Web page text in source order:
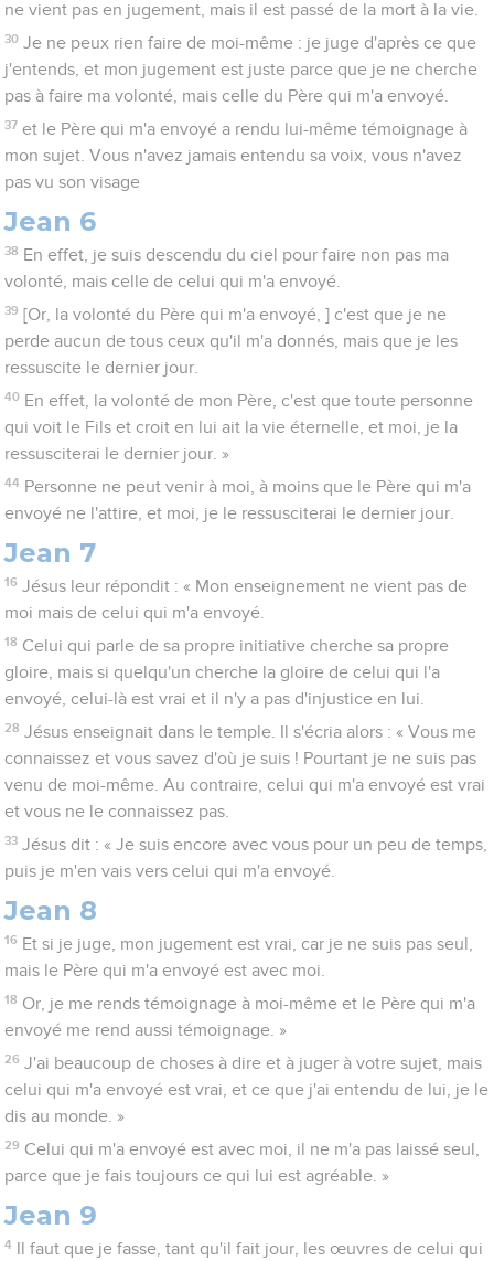
ne vient pas en jugement, mais il est passé de la mort à la vie.
30 Je ne peux rien faire de moi-même : je juge d'après ce que
j'entends, et mon jugement est juste parce que je ne cherche
pas à faire ma volonté, mais celle du Père qui m'a envoyé.
37 et le Père qui m'a envoyé a rendu lui-même témoignage à
mon sujet. Vous n'avez jamais entendu sa voix, vous n'avez
pas vu son visage
Jean 6
38 En effet, je suis descendu du ciel pour faire non pas ma
volonté, mais celle de celui qui m'a envoyé.
39 [Or, la volonté du Père qui m'a envoyé, ] c'est que je ne
perde aucun de tous ceux qu'il m'a donnés, mais que je les
ressuscite le dernier jour.
40 En effet, la volonté de mon Père, c'est que toute personne
qui voit le Fils et croit en lui ait la vie éternelle, et moi, je la
ressusciterai le dernier jour. »
44 Personne ne peut venir à moi, à moins que le Père qui m'a
envoyé ne l'attire, et moi, je le ressusciterai le dernier jour.
Jean 7
16 Jésus leur répondit : « Mon enseignement ne vient pas de
moi mais de celui qui m'a envoyé.
18 Celui qui parle de sa propre initiative cherche sa propre
gloire, mais si quelqu'un cherche la gloire de celui qui l'a
envoyé, celui-là est vrai et il n'y a pas d'injustice en lui.
28 Jésus enseignait dans le temple. Il s'écria alors : « Vous me
connaissez et vous savez d'où je suis ! Pourtant je ne suis pas
venu de moi-même. Au contraire, celui qui m'a envoyé est vrai
et vous ne le connaissez pas.
33 Jésus dit : « Je suis encore avec vous pour un peu de temps,
puis je m'en vais vers celui qui m'a envoyé.
Jean 8
16 Et si je juge, mon jugement est vrai, car je ne suis pas seul,
mais le Père qui m'a envoyé est avec moi.
18 Or, je me rends témoignage à moi-même et le Père qui m'a
envoyé me rend aussi témoignage. »
26 J'ai beaucoup de choses à dire et à juger à votre sujet, mais
celui qui m'a envoyé est vrai, et ce que j'ai entendu de lui, je le
dis au monde. »
29 Celui qui m'a envoyé est avec moi, il ne m'a pas laissé seul,
parce que je fais toujours ce qui lui est agréable. »
Jean 9
4
Il faut que je fasse, tant qu'il fait jour, les œuvres de celui qui